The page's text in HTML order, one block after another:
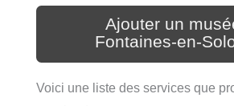
Ajouter un
Fontaines-en-
Voici une liste des services que